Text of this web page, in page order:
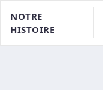
NOTRE
HISTOIRE